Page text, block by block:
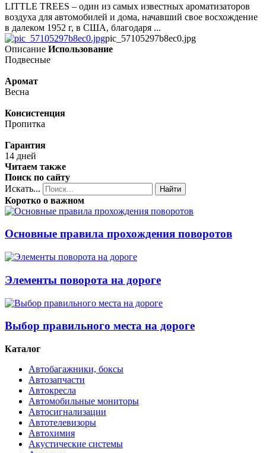
LITTLE TREES – один из самых известных ароматизаторов
воздуха для автомобилей и дома, начавший свое восхождение
в далеком 1952 г, в США, благодаря ...
pic_57105297b8ec0.jpg
Описание Использование
Подвесные
Аромат
Весна
Консистенция
Пропитка
Гарантия
14 дней
Читаем также
Поиск по сайту
Искать...
Найти
Коротко о важном
Основные правила прохождения поворотов
Элементы поворота на дороге
Выбор правильного места на дороге
Каталог
Автобагажники, боксы
Автозапчасти
Автокресла
Автомобильные мониторы
Автосигнализации
Автотелевизоры
Автохимия
Акустические системы